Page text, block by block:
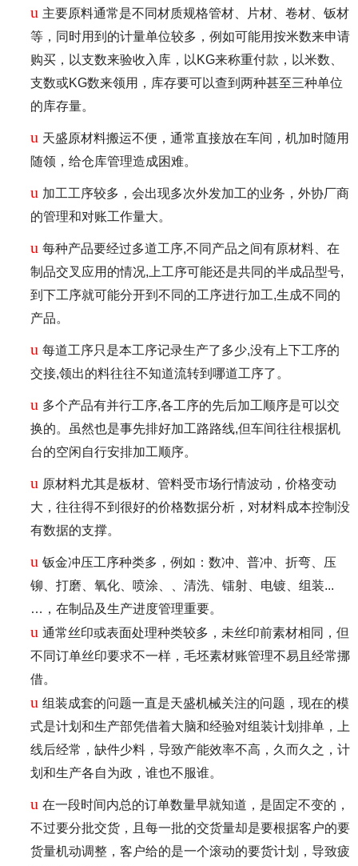
u 主要原料通常是不同材质规格管材、片材、卷材、钣材
等，同时用到的计量单位较多，例如可能用按米数来申请
购买，以支数来验收入库，以KG来称重付款，以米数、
支数或KG数来领用，库存要可以查到两种甚至三种单位
的库存量。
u 天盛原材料搬运不便，通常直接放在车间，机加时随用
随领，给仓库管理造成困难。
u 加工工序较多，会出现多次外发加工的业务，外协厂商
的管理和对账工作量大。
u 每种产品要经过多道工序,不同产品之间有原材料、在
制品交叉应用的情况,上工序可能还是共同的半成品型号,
到下工序就可能分开到不同的工序进行加工,生成不同的
产品。
u 每道工序只是本工序记录生产了多少,没有上下工序的
交接,领出的料往往不知道流转到哪道工序了。
u 多个产品有并行工序,各工序的先后加工顺序是可以交
换的。虽然也是事先排好加工路路线,但车间往往根据机
台的空闲自行安排加工顺序。
u 原材料尤其是板材、管料受市场行情波动，价格变动
大，往往得不到很好的价格数据分析，对材料成本控制没
有数据的支撑。
u 钣金冲压工序种类多，例如：数冲、普冲、折弯、压
铆、打磨、氧化、喷涂、、清洗、镭射、电镀、组装...
…，在制品及生产进度管理重要。
u 通常丝印或表面处理种类较多，未丝印前素材相同，但
不同订单丝印要求不一样，毛坯素材账管理不易且经常挪
借。
u 组装成套的问题一直是天盛机械关注的问题，现在的模
式是计划和生产部凭借着大脑和经验对组装计划排单，上
线后经常，缺件少料，导致产能效率不高，久而久之，计
划和生产各自为政，谁也不服谁。
u 在一段时间内总的订单数量早就知道，是固定不变的，
不过要分批交货，且每一批的交货量却是要根据客户的要
货量机动调整，客户给的是一个滚动的要货计划，导致疲